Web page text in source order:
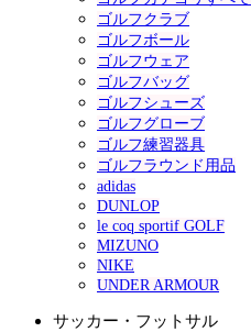
ゴルフクラブ
ゴルフボール
ゴルフウェア
ゴルフバッグ
ゴルフシューズ
ゴルフグローブ
ゴルフ練習器具
ゴルフラウンド用品
adidas
DUNLOP
le coq sportif GOLF
MIZUNO
NIKE
UNDER ARMOUR
サッカー・フットサル